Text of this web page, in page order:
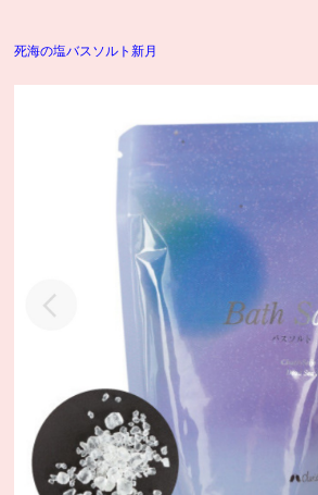
死海の塩バスソルト新月